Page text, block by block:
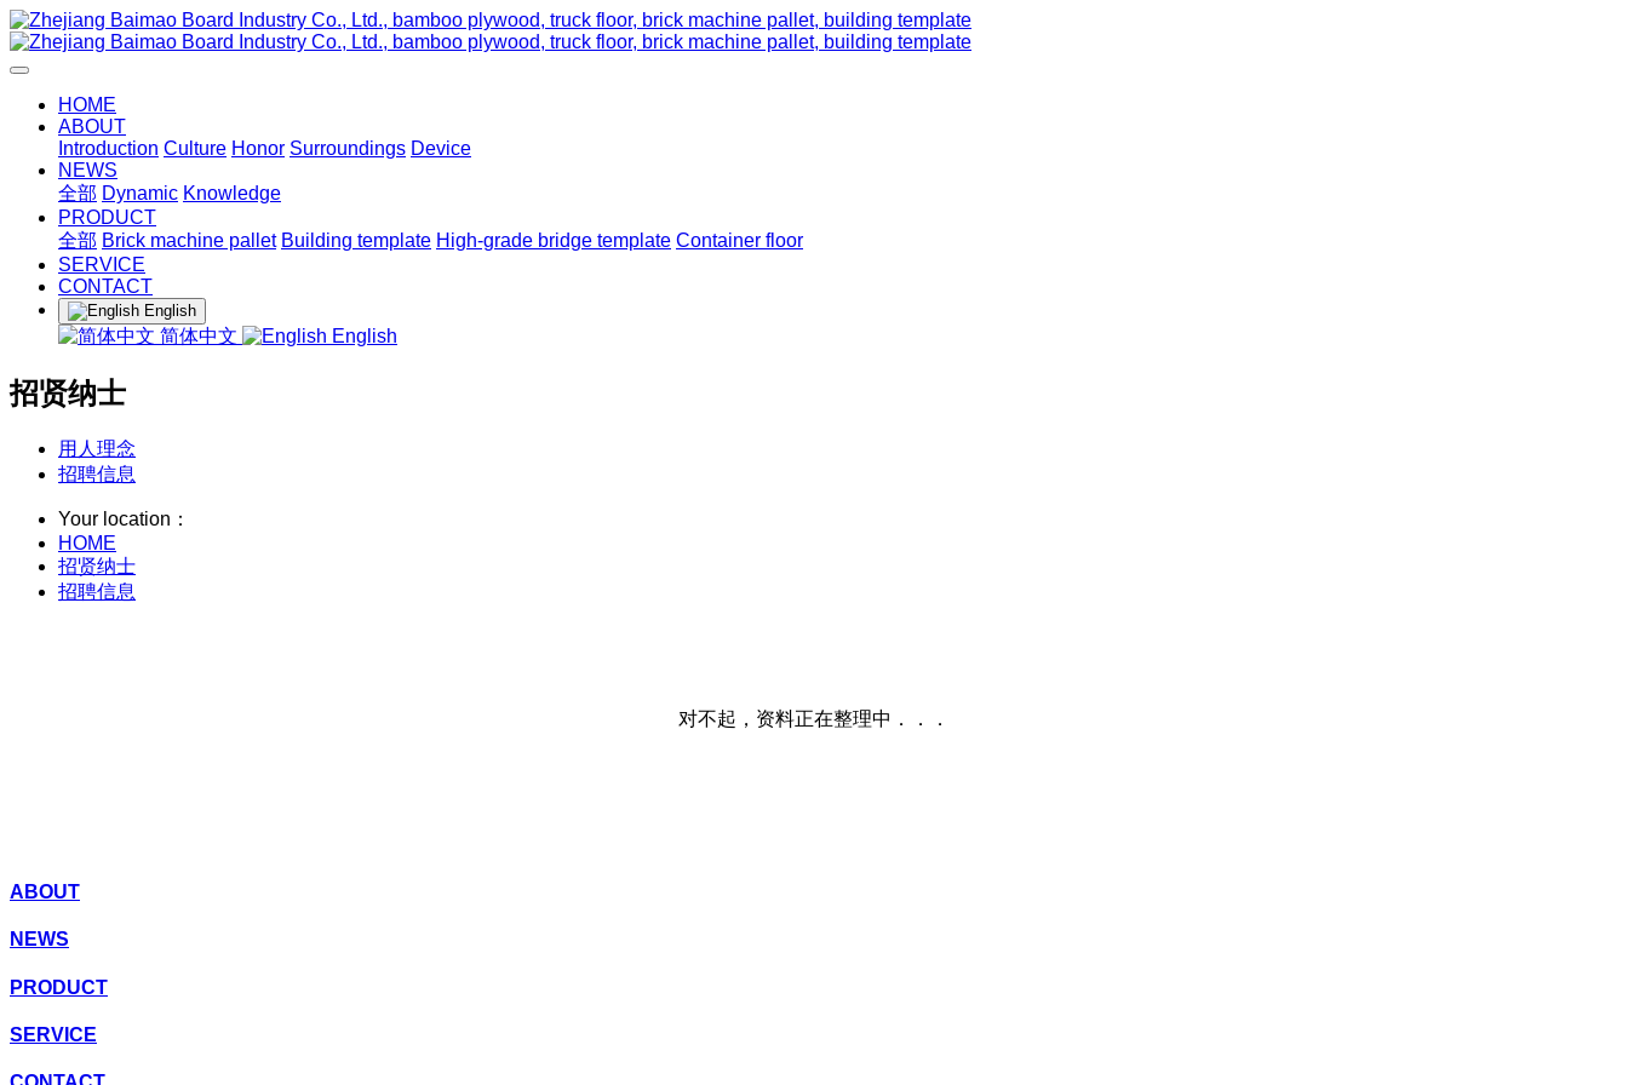
HOME
ABOUT
Introduction Culture Honor Surroundings Device
NEWS
全部 Dynamic Knowledge
PRODUCT
全部 Brick machine pallet Building template High-grade bridge template Container floor
SERVICE
CONTACT
English
简体中文 English
招贤纳士
用人理念
招聘信息
Your location：
HOME
招贤纳士
招聘信息
对不起，资料正在整理中．．．
ABOUT
NEWS
PRODUCT
SERVICE